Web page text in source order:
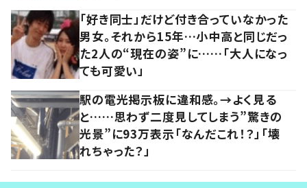
「好き同士」だけど付き合っていなかった
男女。それから15年…小中高と同じだっ
た2人の“現在の姿”に……「大人になっ
ても可愛い」
駅の電光掲示板に違和感。→よく見る
と……思わず二度見してしまう”驚きの
光景”に93万表示「なんだこれ！？」「壊
れちゃった？」